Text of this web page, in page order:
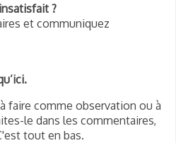
?
et communiquez
faire comme observation ou à
le dans les commentaires,
tout en bas.